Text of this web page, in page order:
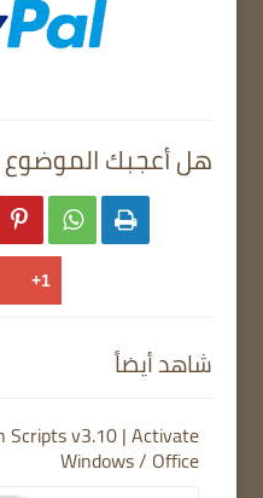
هل أعجبك
  
شاهد أيضاً
Scripts v3.10 | Activate
Windows / Office